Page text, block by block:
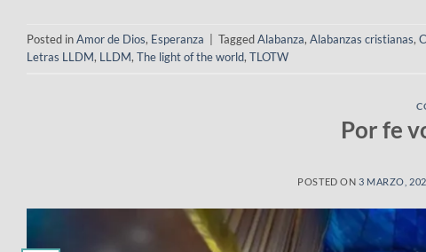
Posted inAmor de Dios, Esperanza TaggedAlabanza, Alabanzas cristianas,
Letras LLDM, LLDM, The light of the world, TLOTW
Por fe
POSTED ON 3 MARZO,